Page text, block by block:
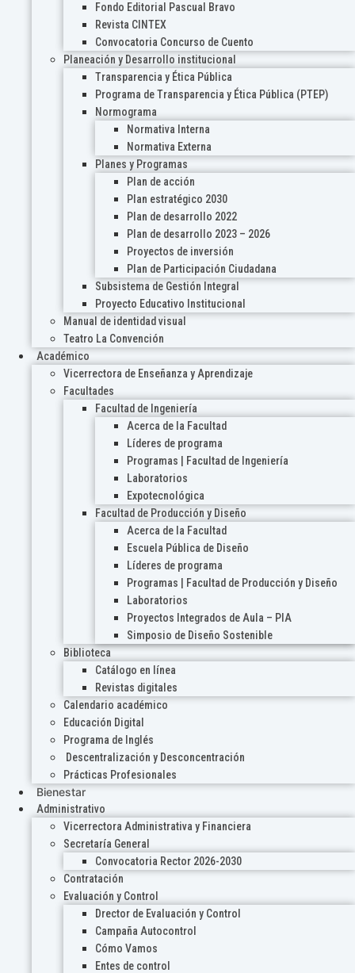
Fondo Editorial Pascual Bravo
Revista CINTEX
Convocatoria Concurso de Cuento
Planeación y Desarrollo institucional
Transparencia y Ética Pública
Programa de Transparencia y Ética Pública (PTEP)
Normograma
Normativa Interna
Normativa Externa
Planes y Programas
Plan de acción
Plan estratégico 2030
Plan de desarrollo 2022
Plan de desarrollo 2023 – 2026
Proyectos de inversión
Plan de Participación Ciudadana
Subsistema de Gestión Integral
Proyecto Educativo Institucional
Manual de identidad visual
Teatro La Convención
Académico
Vicerrectora de Enseñanza y Aprendizaje
Facultades
Facultad de Ingeniería
Acerca de la Facultad
Líderes de programa
Programas | Facultad de Ingeniería
Laboratorios
Expotecnológica
Facultad de Producción y Diseño
Acerca de la Facultad
Escuela Pública de Diseño
Líderes de programa
Programas | Facultad de Producción y Diseño
Laboratorios
Proyectos Integrados de Aula – PIA
Simposio de Diseño Sostenible
Biblioteca
Catálogo en línea
Revistas digitales
Calendario académico
Educación Digital
Programa de Inglés
Descentralización y Desconcentración
Prácticas Profesionales
Bienestar
Administrativo
Vicerrectora Administrativa y Financiera
Secretaría General
Convocatoria Rector 2026-2030
Contratación
Evaluación y Control
Drector de Evaluación y Control
Campaña Autocontrol
Cómo Vamos
Entes de control